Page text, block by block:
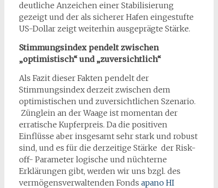
deutliche Anzeichen einer Stabilisierung
gezeigt und der als sicherer Hafen eingestufte
US-Dollar zeigt weiterhin ausgeprägte Stärke.
Stimmungsindex pendelt zwischen
„optimistisch“ und „zuversichtlich“
Als Fazit dieser Fakten pendelt der
Stimmungsindex derzeit zwischen dem
optimistischen und zuversichtlichen Szenario.
Zünglein an der Waage ist momentan der
erratische Kupferpreis. Da die positiven
Einflüsse aber insgesamt sehr stark und robust
sind, und es für die derzeitige Stärke der Risk-
off- Parameter logische und nüchterne
Erklärungen gibt, werden wir uns bzgl. des
vermögensverwaltenden Fonds apano HI